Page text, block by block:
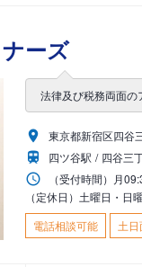
ーズ
法律及び税務両面の
東京都新宿区四谷
四ツ谷駅
四谷三
（受付時間） 月
（定休日）土曜日・日
電話相談可能
土